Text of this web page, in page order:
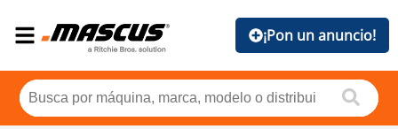
¡Pon un anuncio!